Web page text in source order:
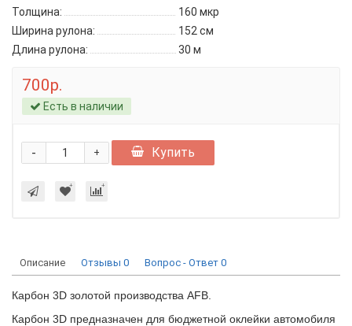
Толщина:
160 мкр
Ширина рулона:
152 см
Длина рулона:
30 м
700р.
Есть в наличии
+
- Купить
Описание Отзывы 0 Вопрос - Ответ 0
Карбон 3D золотой производства AFB.
Карбон 3D предназначен для бюджетной оклейки автомобиля